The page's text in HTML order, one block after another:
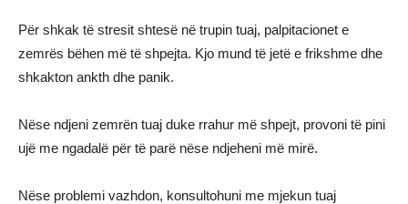
Për shkak të stresit shtesë në trupin tuaj, palpitacionet e
zemrës bëhen më të shpejta. Kjo mund të jetë e frikshme dhe
shkakton ankth dhe panik.
Nëse ndjeni zemrën tuaj duke rrahur më shpejt, provoni të pini
ujë me ngadalë për të parë nëse ndjeheni më mirë.
Nëse problemi vazhdon, konsultohuni me mjekun tuaj